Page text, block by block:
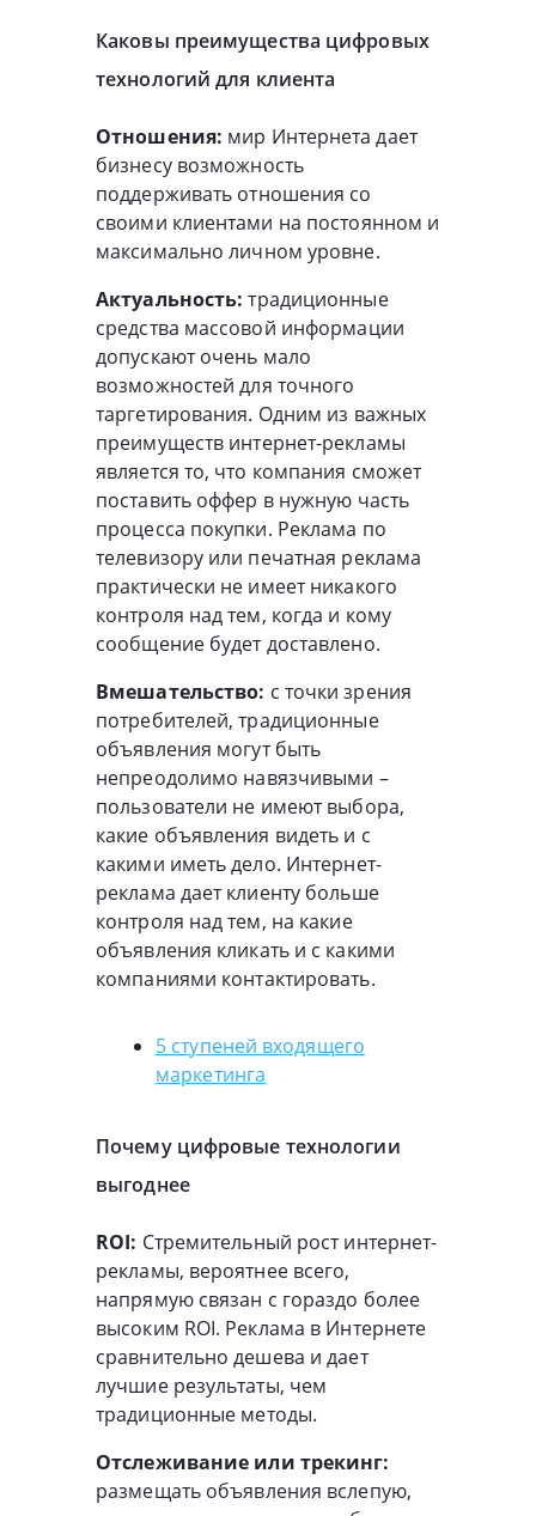
Каковы преимущества цифровых
технологий для клиента
Отношения: мир Интернета дает
бизнесу возможность
поддерживать отношения со
своими клиентами на постоянном и
максимально личном уровне.
Актуальность:традиционные
средства массовой информации
допускают очень мало
возможностей для точного
таргетирования. Одним из важных
преимуществ интернет-рекламы
является то, что компания сможет
поставить оффер в нужную часть
процесса покупки. Реклама по
телевизору или печатная реклама
практически не имеет никакого
контроля над тем, когда и кому
сообщение будет доставлено.
Вмешательство: с точки зрения
потребителей, традиционные
объявления могут быть
непреодолимо навязчивыми –
пользователи не имеют выбора,
какие объявления видеть и с
какими иметь дело. Интернет-
реклама дает клиенту больше
контроля над тем, на какие
объявления кликать и с какими
компаниями контактировать.
5 ступеней входящего
маркетинга
Почему цифровые технологии
выгоднее
ROI: Стремительный рост интернет-
рекламы, вероятнее всего,
напрямую связан с гораздо более
высоким ROI. Реклама в Интернете
сравнительно дешева и дает
лучшие результаты, чем
традиционные методы.
Отслеживание или трекинг:
размещать объявления вслепую,